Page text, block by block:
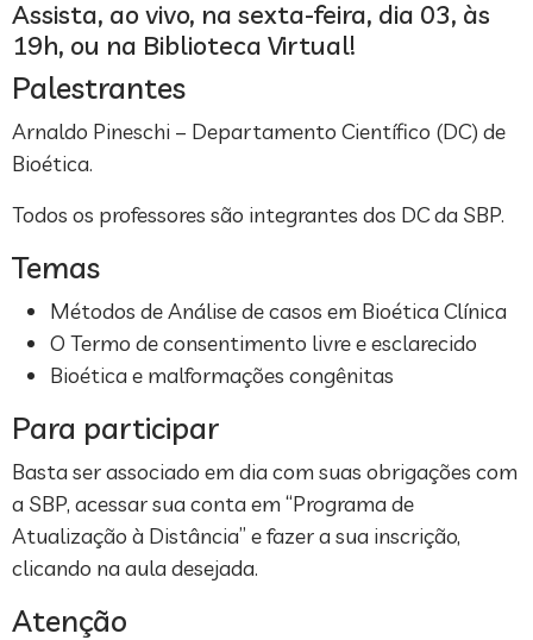
Assista, ao vivo, na sexta-feira, dia 03, às
19h, ou na Biblioteca Virtual!
Palestrantes
Arnaldo Pineschi – Departamento Científico (DC) de
Bioética.
Todos os professores são integrantes dos DC da SBP.
Temas
Métodos de Análise de casos em Bioética Clínica
O Termo de consentimento livre e esclarecido
Bioética e malformações congênitas
Para participar
Basta ser associado em dia com suas obrigações com
a SBP, acessar sua conta em “Programa de
Atualização à Distância” e fazer a sua inscrição,
clicando na aula desejada.
Atenção